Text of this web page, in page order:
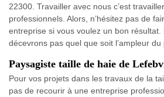
22300. Travailler avec nous c’est
professionnels. Alors, n’hésitez pas de
entreprise si vous voulez un bon résultat.
décevrons pas quel que soit l’ampleur du
Paysagiste taille de haie de
Pour vos projets dans les travaux de la
pas de recourir à une entreprise